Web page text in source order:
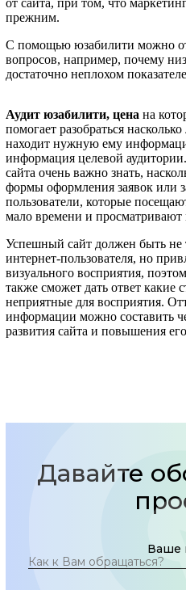
от сайта, при том, что
прежним.
С помощью юзабилити можно
вопросов, например, почему
достаточно неплохом
Аудит юзабилити, цена на
помогает разобраться
находит нужную ему
информация целевой
сайта очень важно знать,
формы оформления заявок или
пользователи, которые
мало времени и просматривают
Успешный сайт должен быть не
интернет-пользователя, но
визуального восприятия,
также сможет дать ответ
неприятные для восприятия.
информации можно составить
развития сайта и повышения
Давайте
Ваше